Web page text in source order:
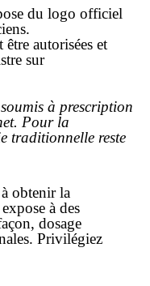
du logo officiel
autorisées et
sur
à prescription
Pour la
traditionnelle reste
obtenir la
expose à des
dosage
Privilégiez